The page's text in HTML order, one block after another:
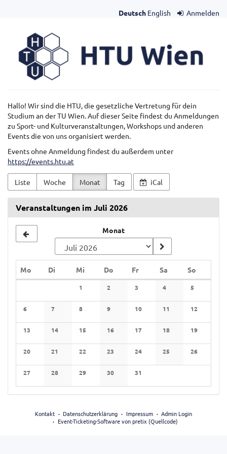
springen
Deutsch English Anmelden
HTU
Wien
Hallo! Wir sind die HTU, die gesetzliche Vertretung für dein
Studium an der TU Wien. Auf dieser Seite findest du Anmeldungen
zu Sport- und Kulturveranstaltungen, Workshops und anderen
Events die von uns organisiert werden.
Events ohne Anmeldung findest du außerdem unter
https://events.htu.at
Liste Woche Monat Tag iCal
Veranstaltungen im Juli 2026
zur
Anzeige
auswählen
Monat
Mo Montag
Di Dienstag
Mi Mittwoch
Do Donnerstag
FrFreitagSa Samstag
So
1 2 3 4 5
6 7 8 9 10 11 12
13 14 15 16 17 18 19
20 21 22 23 24 25 26
27 28 29 30 31
Kontakt Datenschutzerklärung Impressum
Admin Login
Event-Ticketing-Software von pretix (Quellcode)